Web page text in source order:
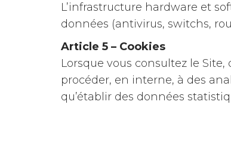
L’infrastructure hardware et
données (antivirus, switchs,
Article 5 – Cookies
Lorsque vous consultez le
procéder, en interne, à des
qu’établir des données